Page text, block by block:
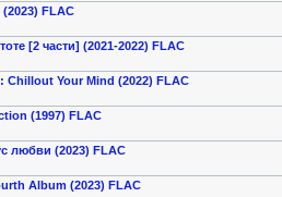
FLAC
[2 части] (2021-2022) FLAC
Chillout Your Mind (2022) FLAC
(1997) FLAC
любви (2023) FLAC
Album (2023) FLAC